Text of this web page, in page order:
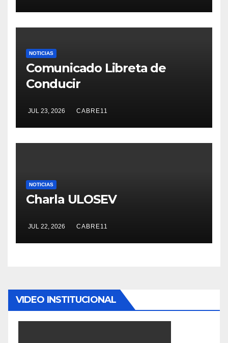
NOTICIAS
Comunicado Libreta de
Conducir
JUL 23, 2026 CABRE11
NOTICIAS
Charla ULOSEV
JUL 22, 2026 CABRE11
VIDEO INSTITUCIONAL